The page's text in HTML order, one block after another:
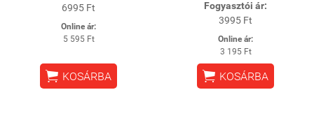
6995 Ft
Online ár:
5 595 Ft
 KOSÁRBA
Fogyasztói ár:
3995 Ft
Online ár:
3 195 Ft
 KOSÁRBA